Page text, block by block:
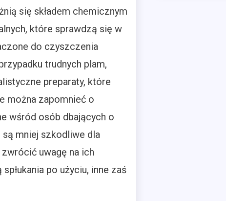
się składem chemicznym
które sprawdzą się w
do czyszczenia
trudnych plam,
preparaty, które
można zapomnieć o
wśród osób dbających o
mniej szkodliwe dla
uwagę na ich
po użyciu, inne zaś